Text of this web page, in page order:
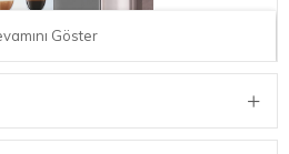
Göster